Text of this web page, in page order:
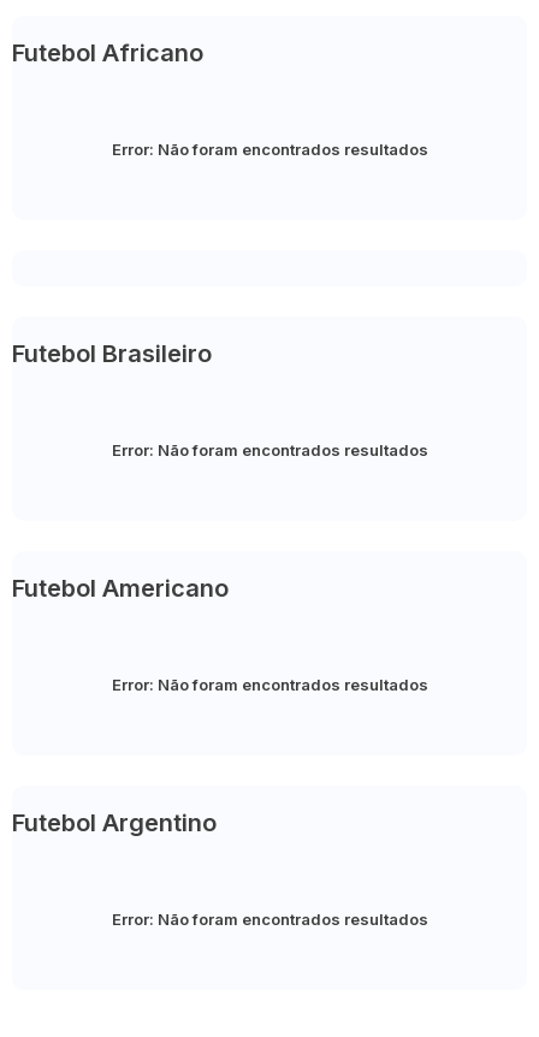
Futebol Africano
Error: Não foram encontrados resultados
Futebol Brasileiro
Error: Não foram encontrados resultados
Futebol Americano
Error: Não foram encontrados resultados
Futebol Argentino
Error: Não foram encontrados resultados